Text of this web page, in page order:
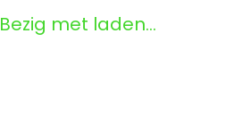
Bezig met laden...